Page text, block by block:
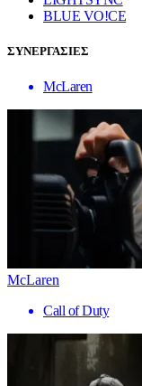
BLUE VO!CE
ΣΥΝΕΡΓΑΣΙΕΣ
McLaren
McLaren
Call of Duty